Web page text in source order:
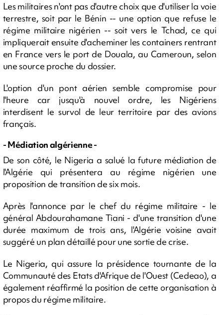
Les militaires n'ont pas d'autre choix que d'utiliser la voie
terrestre, soit par le Bénin -- une option que refuse le
régime militaire nigérien -- soit vers le Tchad, ce qui
impliquerait ensuite d'acheminer les containers rentrant
en France vers le port de Douala, au Cameroun, selon
une source proche du dossier.
L'option d'un pont aérien semble compromise pour
l'heure car jusqu'à nouvel ordre, les Nigériens
interdisent le survol de leur territoire par des avions
français.
- Médiation algérienne -
De son côté, le Nigeria a salué la future médiation de
l'Algérie qui présentera au régime nigérien une
proposition de transition de six mois.
Après l'annonce par le chef du régime militaire - le
général Abdourahamane Tiani - d'une transition d'une
durée maximum de trois ans, l'Algérie voisine avait
suggéré un plan détaillé pour une sortie de crise.
Le Nigeria, qui assure la présidence tournante de la
Communauté des Etats d'Afrique de l'Ouest (Cedeao), a
également réaffirmé la position de cette organisation à
propos du régime militaire.